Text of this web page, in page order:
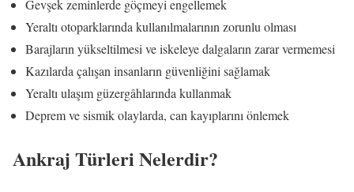
Gevşek zeminlerde göçmeyi engellemek
Yeraltı otoparklarında kullanılmalarının zorunlu olması
Barajların yükseltilmesi ve iskeleye dalgaların zarar vermemesi
Kazılarda çalışan insanların güvenliğini sağlamak
Yeraltı ulaşım güzergâhlarında kullanmak
Deprem ve sismik olaylarda, can kayıplarını önlemek
Ankraj Türleri Nelerdir?